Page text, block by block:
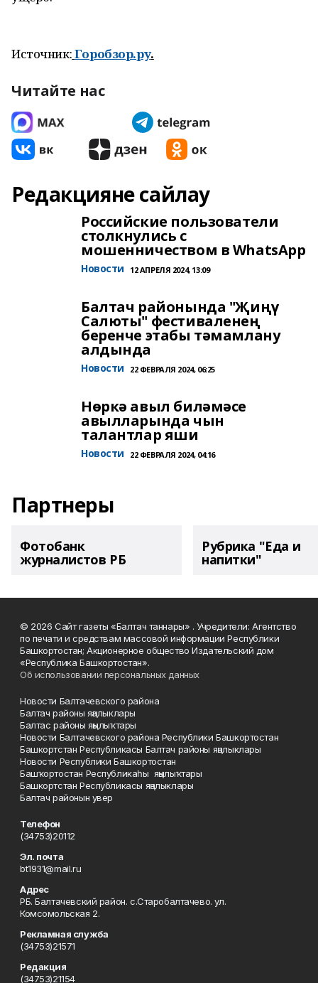
Источник:Горобзор.ру.
Читайте нас
Редакцияне сайлау
Российские пользователи
столкнулись с
мошенничеством в WhatsApp
Новости 12 АПРЕЛЯ 2024, 13:09
Балтач районында "Җиңү
Салюты" фестиваленең
беренче этабы тәмамлану
алдында
Новости 22 ФЕВРАЛЯ 2024, 06:25
Нөркә авыл биләмәсе
авылларында чын
талантлар яши
Новости 22 ФЕВРАЛЯ 2024, 04:16
Партнеры
Фотобанк
журналистов РБ
Рубрика "Еда и
напитки"
© 2026 Сайт газеты «Балтач таннары» . Учредители: Агентство
по печати и средствам массовой информации Республики
Башкортостан; Акционерное общество Издательский дом
«Республика Башкортостан».
Об использовании персональных данных
Новости Балтачевского района
Балтач районы яңалыклары
Балтас районы яңылыҡтары
Новости Балтачевского района Республики Башкортостан
Башкортстан Республикасы Балтач районы яңалыклары
Новости Республики Башкортостан
Башҡортостан Республикаһы яңылыҡтары
Башкортстан Республикасы яңалыклары
Балтач районын увер
Телефон
(34753)20112
Эл. почта
bt1931@mail.ru
Адрес
РБ. Балтачевский район. с.Старобалтачево. ул.
Комсомольская 2.
Рекламная служба
(34753)21571
Редакция
(34753)21154